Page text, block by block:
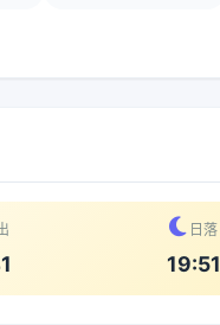
日落
19:51